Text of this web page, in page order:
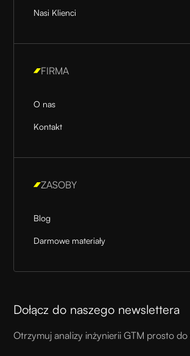
Nasi Klienci
FIRMA
O nas
Kontakt
ZASOBY
Blog
Darmowe materiały
Dołącz do naszego newslettera
Otrzymuj analizy inżynierii GTM prosto do